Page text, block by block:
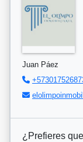
Juan Páez
¿Prefieres